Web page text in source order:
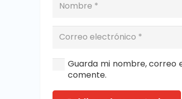
Guarda mi nombre, correo
comente.